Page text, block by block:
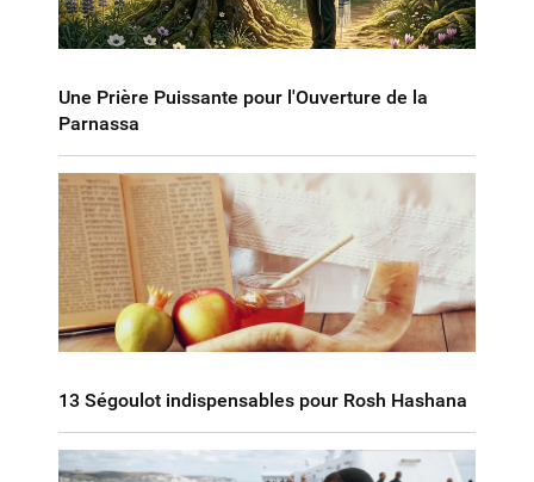
Une Prière Puissante pour l'Ouverture de la
Parnassa
13 Ségoulot indispensables pour Rosh Hashana